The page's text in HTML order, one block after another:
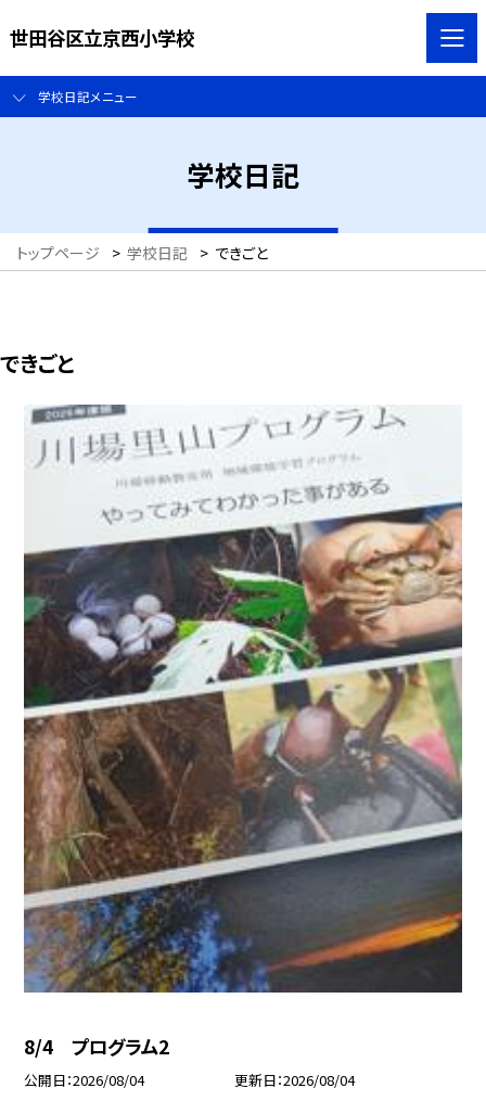
世田谷区立京西小学校
学校日記メニュー
学校日記
トップページ > 学校日記 > できごと
できごと
8/4 プログラム2
公開日 2026/08/04 更新日 2026/08/04